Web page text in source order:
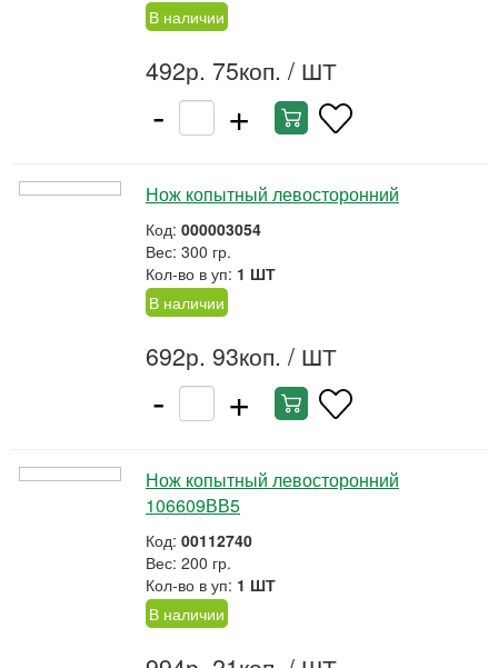
В наличии
492р. 75коп. / ШТ
- +
Нож копытный левосторонний
Код: 000003054
Вес: 300 гр.
Кол-во в уп: 1 ШТ
В наличии
692р. 93коп. / ШТ
- +
Нож копытный левосторонний
106609ВВ5
Код: 00112740
Вес: 200 гр.
Кол-во в уп: 1 ШТ
В наличии